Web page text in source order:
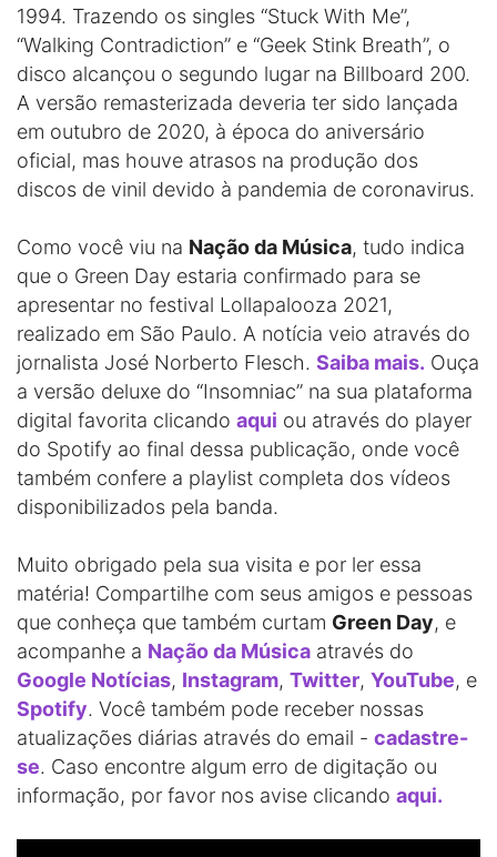
1994. Trazendo os singles “Stuck With Me”,
“Walking Contradiction” e “Geek Stink Breath”, o
disco alcançou o segundo lugar na Billboard 200.
A versão remasterizada deveria ter sido lançada
em outubro de 2020, à época do aniversário
oficial, mas houve atrasos na produção dos
discos de vinil devido à pandemia de coronavirus.
Como você viu na Nação da Música, tudo indica
que o Green Day estaria confirmado para se
apresentar no festival Lollapalooza 2021,
realizado em São Paulo. A notícia veio através do
jornalista José Norberto Flesch. Saiba mais. Ouça
a versão deluxe do “Insomniac” na sua plataforma
digital favorita clicando aqui ou através do player
do Spotify ao final dessa publicação, onde você
também confere a playlist completa dos vídeos
disponibilizados pela banda.
Muito obrigado pela sua visita e por ler essa
matéria! Compartilhe com seus amigos e pessoas
que conheça que também curtam Green Day, e
acompanhe a Nação da Música através do
Google Notícias, Instagram, Twitter, YouTube, e
Spotify. Você também pode receber nossas
atualizações diárias através do email - cadastre-
se. Caso encontre algum erro de digitação ou
informação, por favor nos avise clicando aqui.